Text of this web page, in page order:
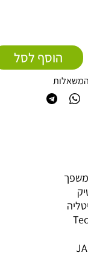
הוסף לסל
משפך